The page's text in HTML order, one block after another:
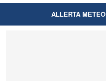
ALLERTA METEO